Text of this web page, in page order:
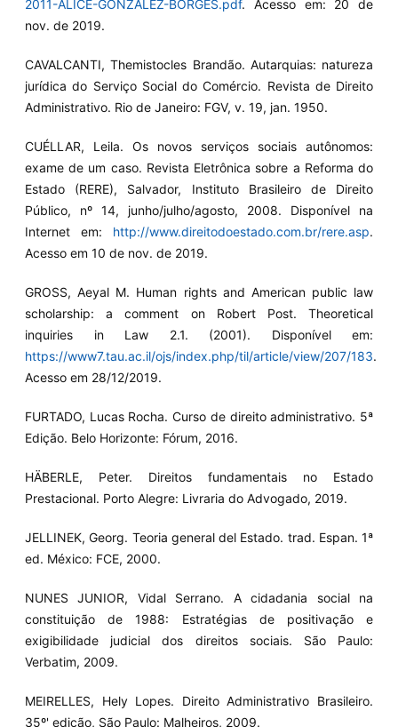
2011-ALICE-GONZALEZ-BORGES.pdf. Acesso em: 20 de
nov. de 2019.
CAVALCANTI, Themistocles Brandão. Autarquias: natureza
jurídica do Serviço Social do Comércio. Revista de Direito
Administrativo. Rio de Janeiro: FGV, v. 19, jan. 1950.
CUÉLLAR, Leila. Os novos serviços sociais autônomos:
exame de um caso. Revista Eletrônica sobre a Reforma do
Estado (RERE), Salvador, Instituto Brasileiro de Direito
Público, nº 14, junho/julho/agosto, 2008. Disponível na
Internet em: http://www.direitodoestado.com.br/rere.asp.
Acesso em 10 de nov. de 2019.
GROSS, Aeyal M. Human rights and American public law
scholarship: a comment on Robert Post. Theoretical
inquiries in Law 2.1. (2001). Disponível em:
https://www7.tau.ac.il/ojs/index.php/til/article/view/207/183.
Acesso em 28/12/2019.
FURTADO, Lucas Rocha. Curso de direito administrativo. 5ª
Edição. Belo Horizonte: Fórum, 2016.
HÄBERLE, Peter. Direitos fundamentais no Estado
Prestacional. Porto Alegre: Livraria do Advogado, 2019.
JELLINEK, Georg. Teoria general del Estado. trad. Espan. 1ª
ed. México: FCE, 2000.
NUNES JUNIOR, Vidal Serrano. A cidadania social na
constituição de 1988: Estratégias de positivação e
exigibilidade judicial dos direitos sociais. São Paulo:
Verbatim, 2009.
MEIRELLES, Hely Lopes. Direito Administrativo Brasileiro.
35º' edição, São Paulo: Malheiros, 2009.